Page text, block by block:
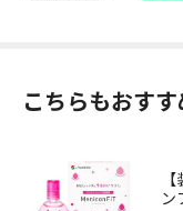
こちらもおすす
ン